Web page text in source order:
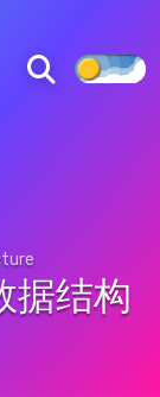
据结构